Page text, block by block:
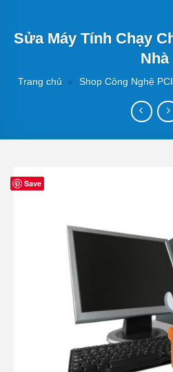
Sửa Máy Tính Chạy
Nhà
Trang chủ » Shop Công Nghệ PCI
Save